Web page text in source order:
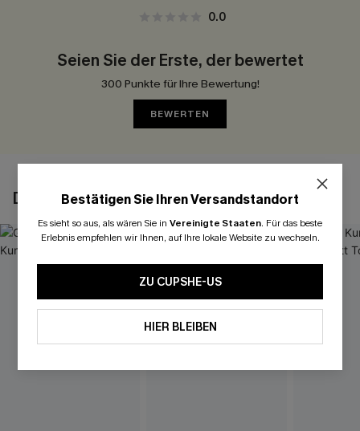
0.0
Seien Sie der Erste, der bewertet
300 Punkte für Ihre Bewertung!
BEWERTEN
DAS KÖNNTE IHNEN AUCH GEFALLEN
Bestätigen Sie Ihren Versandstandort
Es sieht so aus, als wären Sie in Vereinigte Staaten. Für das beste
Erlebnis empfehlen wir Ihnen, auf Ihre lokale Website zu wechseln.
ZU CUPSHE-US
HIER BLEIBEN